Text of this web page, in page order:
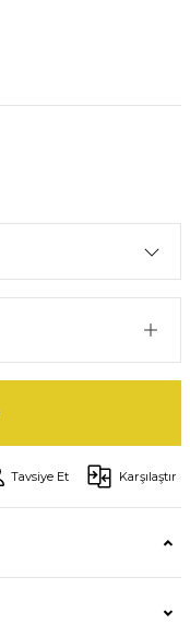
Tavsiye Et Karşılaştır